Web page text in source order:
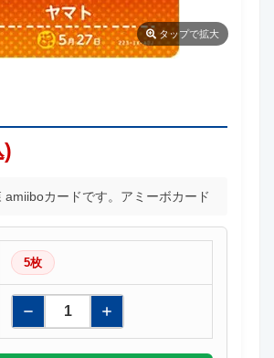
タップで拡大
)
amiiboカードです。アミーボカード
5枚